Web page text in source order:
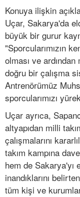
Konuya ilişkin
Uçar, Sakarya'da
büyük bir gurur
"Sporcularımızın
olması ve
doğru bir çalışma
Antrenörümüz
sporcularımızı
Uçar ayrıca,
altyapıdan milli
çalışmalarını
takım kampına
hem de
inandıklarını
tüm kişi ve